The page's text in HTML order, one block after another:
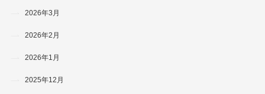
2026年3月
2026年2月
2026年1月
2025年12月